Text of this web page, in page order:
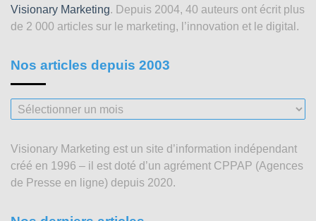
Visionary Marketing. Depuis 2004, 40 auteurs ont écrit plus
de 2 000 articles sur le marketing, l’innovation et le digital.
Nos articles depuis 2003
Nos
articles
2003
Visionary Marketing est un site d’information indépendant
créé en 1996 – il est doté d’un agrément CPPAP (Agences
de Presse en ligne) depuis 2020.